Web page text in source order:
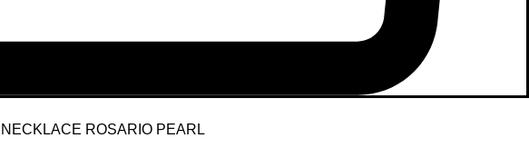
NECKLACE ROSARIO PEARL